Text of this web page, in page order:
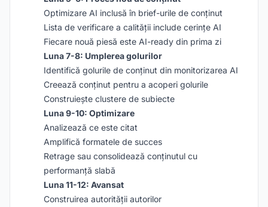
Optimizare AI inclusă în brief-urile de conținut
Lista de verificare a calității include cerințe AI
Fiecare nouă piesă este AI-ready din prima zi
Luna 7-8: Umplerea golurilor
Identifică golurile de conținut din monitorizarea AI
Creează conținut pentru a acoperi golurile
Construiește clustere de subiecte
Luna 9-10: Optimizare
Analizează ce este citat
Amplifică formatele de succes
Retrage sau consolidează conținutul cu
performanță slabă
Luna 11-12: Avansat
Construirea autorității autorilor